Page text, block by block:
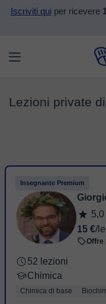
Iscriviti quiper ricevere
Lezioni private
Insegnante Premium
5,0
15 €/
Offre
52 lezioni
Chimica
Chimica di base